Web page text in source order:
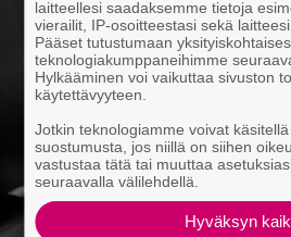
laitteellesi saadaksemme tietoja
vierailit, IP-osoitteestasi sekä
Pääset tutustumaan
teknologiakumppaneihimme
Hylkääminen voi vaikuttaa sivuston
käytettävyyteen.
Jotkin teknologiamme voivat
suostumusta, jos niillä on siihen
vastustaa tätä tai muuttaa
seuraavalla välilehdellä.
Hyväksyn